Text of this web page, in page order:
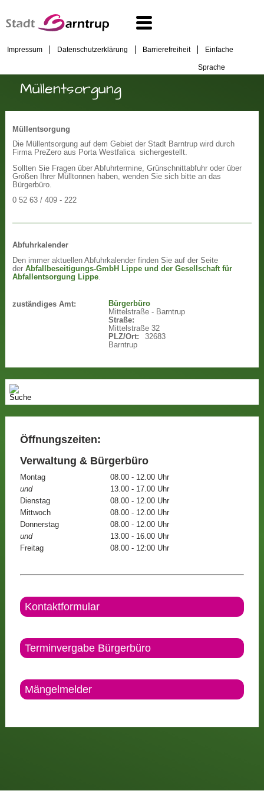
Impressum Datenschutzerklärung Barrierefreiheit Einfache
Sprache
Müllentsorgung
Müllentsorgung
Die Müllentsorgung auf dem Gebiet der Stadt Barntrup wird durch
Firma PreZero aus Porta Westfalica sichergestellt.
Sollten Sie Fragen über Abfuhrtermine, Grünschnittabfuhr oder über
Größen Ihrer Mülltonnen haben, wenden Sie sich bitte an das
Bürgerbüro.
0 52 63 / 409 - 222
Abfuhrkalender
Den immer aktuellen Abfuhrkalender finden Sie auf der Seite
derAbfallbeseitigungs-GmbH Lippe und der Gesellschaft für
Abfallentsorgung Lippe
zuständiges Amt:
Bürgerbüro
Mittelstraße - Barntrup
Straße:
Mittelstraße 32
PLZ/Ort:
32683
Barntrup
Öffnungszeiten:
Verwaltung & Bürgerbüro
Montag
08.00 - 12.00 Uhr
und
13.00 - 17.00 Uhr
Dienstag
08.00 - 12.00 Uhr
Mittwoch
08.00 - 12.00 Uhr
Donnerstag
08.00 - 12.00 Uhr
und
13.00 - 16.00 Uhr
Freitag
08.00 - 12:00 Uhr
Kontaktformular
Terminvergabe Bürgerbüro
Mängelmelder